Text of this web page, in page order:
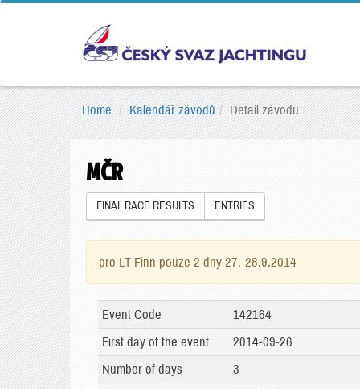
Home Kalendář závodů Detail závodu
MČR
FINAL RACE RESULTS ENTRIES
pro LT Finn pouze 2 dny 27.-28.9.2014
Event Code
142164
First day of the event
2014-09-26
Number of days
3